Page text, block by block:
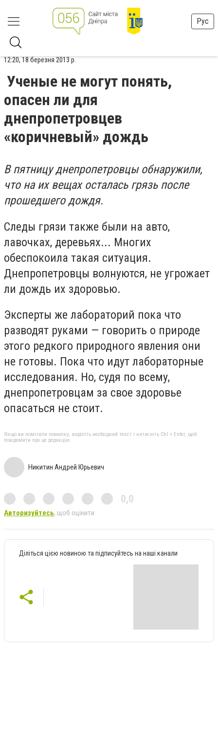
Рус
12:20, 18 березня 2013 р.
Ученые не могут понять,
опасен ли для
днепропетровцев
«коричневый» дождь
В пятницу днепропетровцы обнаружили,
что на их вещах осталась грязь после
прошедшего дождя.
Следы грязи также были на авто,
лавочках, деревьях... Многих
обеспокоила такая ситуация.
Днепропетровцы волнуются, не угрожает
ли дождь их здоровью.
Эксперты же лабораторий пока что
разводят руками — говорить о природе
этого редкого природного явления они
не готовы. Пока что идут лабораторные
исследования. Но, судя по всему,
днепропетровцам за свое здоровье
опасаться не стоит.
Якщо ви помітили помилку, виділіть необхідний текст і натисніть Ctrl + Enter, щоб
повідомити про це редакцію
Никитин Андрей Юрьевич
0,0
Авторизуйтесь, щоб оцінити
Діліться цією новиною та підписуйтесь на наші канали